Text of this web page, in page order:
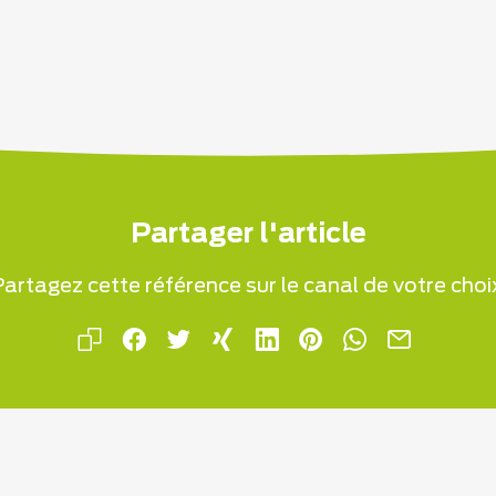
Partager l'article
cette référence sur le canal de votre